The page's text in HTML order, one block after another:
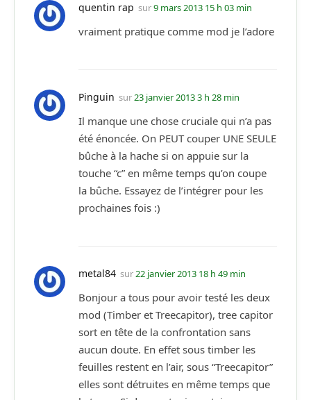
quentin rap sur9 mars 2013 15 h 03 min
vraiment pratique comme mod je l’adore
Pinguin sur 23 janvier 2013 3 h 28 min
Il manque une chose cruciale qui n’a pas
été énoncée. On PEUT couper UNE SEULE
bûche à la hache si on appuie sur la
touche “c” en même temps qu’on coupe
la bûche. Essayez de l’intégrer pour les
prochaines fois :)
metal84 sur 22 janvier 2013 18 h 49 min
Bonjour a tous pour avoir testé les deux
mod (Timber et Treecapitor), tree capitor
sort en tête de la confrontation sans
aucun doute. En effet sous timber les
feuilles restent en l’air, sous “Treecapitor”
elles sont détruites en même temps que